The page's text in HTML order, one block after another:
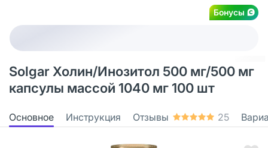
Бонусы
Solgar Холин/Инозитол 500 мг/500 мг
капсулы массой 1040 мг 100 шт
Основное Инструкция Отзывы 25